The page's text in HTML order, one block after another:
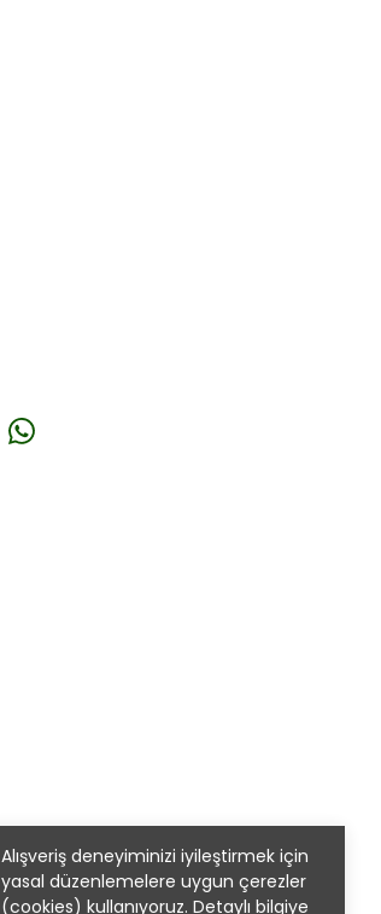
Alışveriş deneyiminizi iyileştirmek için
yasal düzenlemelere uygun çerezler
(cookies) kullanıyoruz. Detaylı bilgiye